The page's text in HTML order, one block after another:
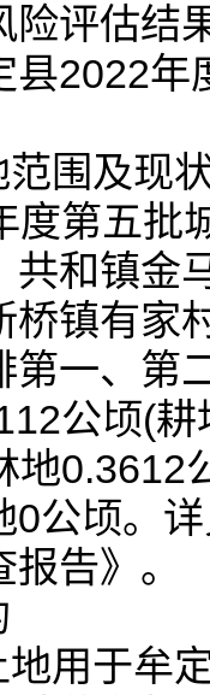
险评估结
县2022
围及现
度第五批
共和镇金
桥镇有家
第一、第
公顷(
地0.3612
0公顷。
告》。
用于牟